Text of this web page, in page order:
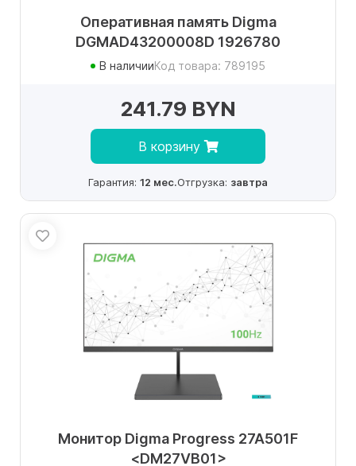
Оперативная память Digma
DGMAD43200008D 1926780
В наличииКод товара: 789195
241.79 BYN
В корзину
Гарантия: 12 мес.Отгрузка: завтра
Монитор Digma Progress 27A501F
<DM27VB01>